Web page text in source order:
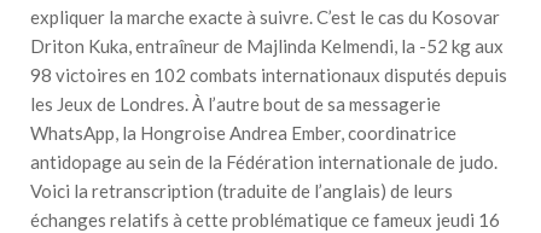
expliquer la marche exacte à suivre. C’est le cas du Kosovar
Driton Kuka, entraîneur de Majlinda Kelmendi, la -52 kg aux
98 victoires en 102 combats internationaux disputés depuis
les Jeux de Londres. À l’autre bout de sa messagerie
WhatsApp, la Hongroise Andrea Ember, coordinatrice
antidopage au sein de la Fédération internationale de judo.
Voici la retranscription (traduite de l’anglais) de leurs
échanges relatifs à cette problématique ce fameux jeudi 16